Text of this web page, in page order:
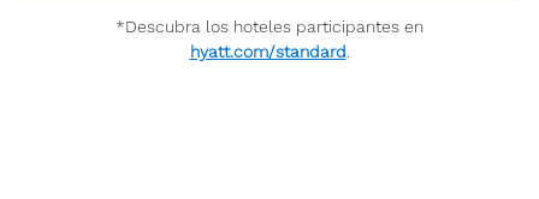
*Descubra los hoteles participantes en
hyatt.com/standard.